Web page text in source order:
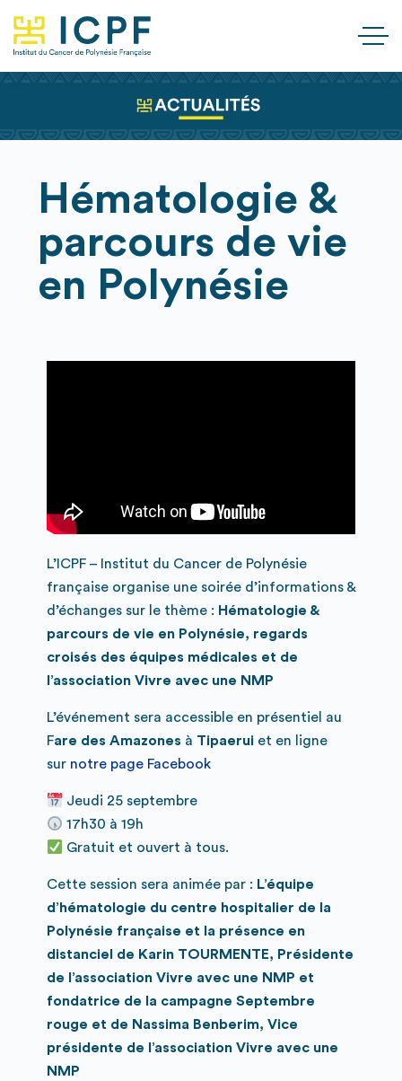
Hématologie &
parcours de vie
en Polynésie
L’ICPF – Institut du Cancer de Polynésie
française organise une soirée d’informations &
d’échanges sur le thème : Hématologie &
parcours de vie en Polynésie, regards
croisés des équipes médicales et de
l’association Vivre avec une NMP
L’événement sera accessible en présentiel au
Fare des Amazones à Tipaerui et en ligne
sur notre page Facebook
Jeudi 25 septembre
17h30 à 19h
Gratuit et ouvert à tous.
Cette session sera animée par : L’équipe
d’hématologie du centre hospitalier de la
Polynésie française et la présence en
distanciel de Karin TOURMENTE, Présidente
de l’association Vivre avec une NMP et
fondatrice de la campagne Septembre
rouge et de Nassima Benberim, Vice
présidente de l’association Vivre avec une
NMP